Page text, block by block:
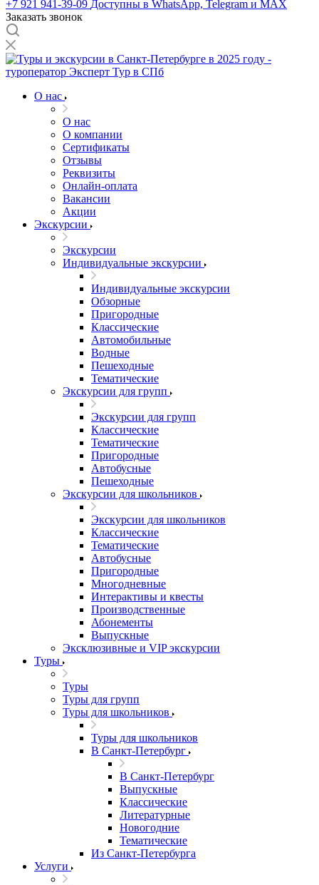
+7 921 941-39-09 Доступны в WhatsApp, Telegram и MAX
Заказать звонок
О нас
О нас
О компании
Сертификаты
Отзывы
Реквизиты
Онлайн-оплата
Вакансии
Акции
Экскурсии
Экскурсии
Индивидуальные экскурсии
Индивидуальные экскурсии
Обзорные
Пригородные
Классические
Автомобильные
Водные
Пешеходные
Тематические
Экскурсии для групп
Экскурсии для групп
Классические
Тематические
Пригородные
Автобусные
Пешеходные
Экскурсии для школьников
Экскурсии для школьников
Классические
Тематические
Автобусные
Пригородные
Многодневные
Интерактивы и квесты
Производственные
Абонементы
Выпускные
Эксклюзивные и VIP экскурсии
Туры
Туры
Туры для групп
Туры для школьников
Туры для школьников
В Санкт-Петербург
В Санкт-Петербург
Выпускные
Классические
Литературные
Новогодние
Тематические
Из Санкт-Петербурга
Услуги